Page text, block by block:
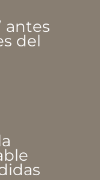
antes
del